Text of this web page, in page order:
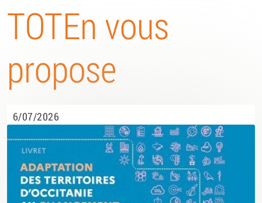
TOTEn vous
propose
6/07/2026